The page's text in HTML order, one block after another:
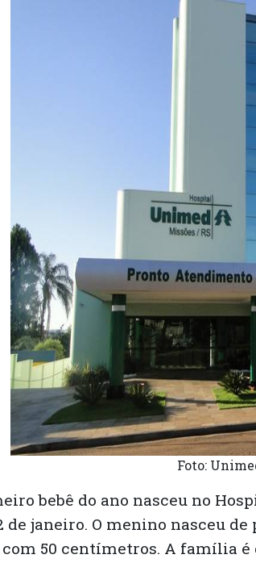
Foto:
bebê do ano nasceu no
de janeiro. O menino nasceu
50 centímetros. A família é